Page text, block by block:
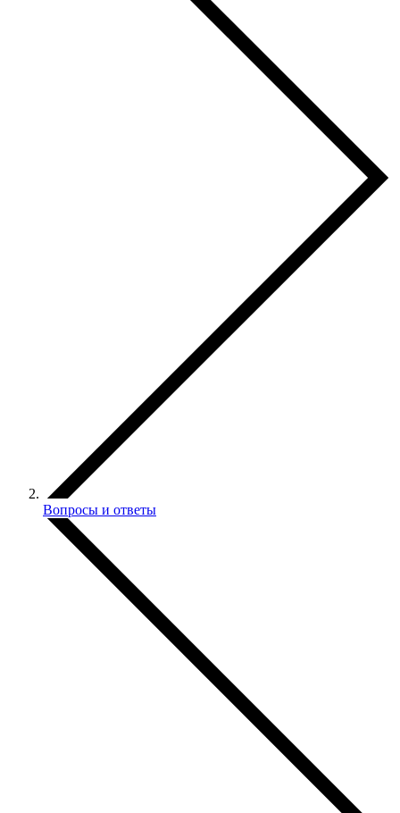
Вопросы и ответы